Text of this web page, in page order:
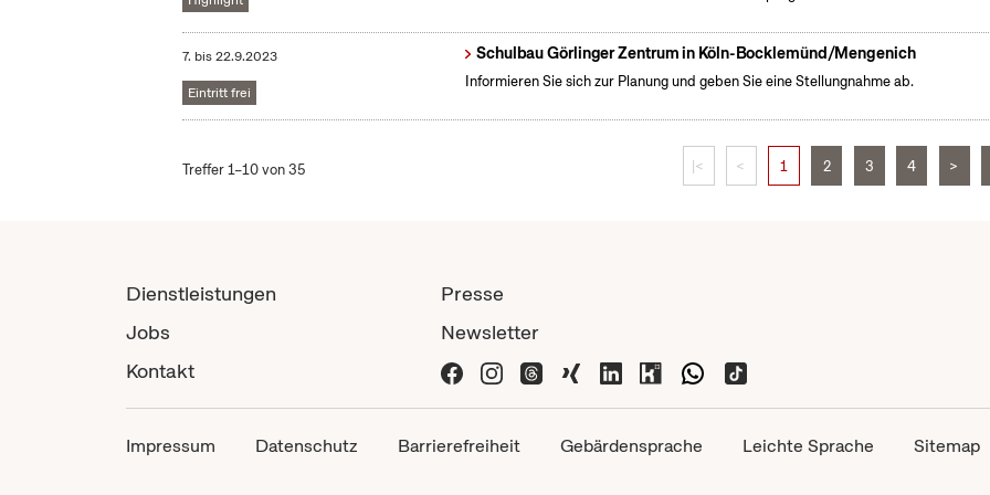
7. bis22.9.2023
Eintritt frei
Schulbau Görlinger Zentrum in Köln-Bocklemünd/Mengenich
Informieren Sie sich zur Planung und geben Sie eine Stellungnahme ab.
Treffer 1–10 von 35 |< < 1 2 3 4 >
Dienstleistungen
Jobs
Kontakt
Presse
Newsletter
Impressum Datenschutz Barrierefreiheit Gebärdensprache Leichte Sprache Sitemap